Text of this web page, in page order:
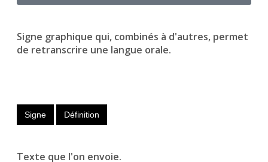
Signe graphique qui, combinés à d'autres, permet
de retranscrire une langue orale.
Signe Définition
Texte que l'on envoie.